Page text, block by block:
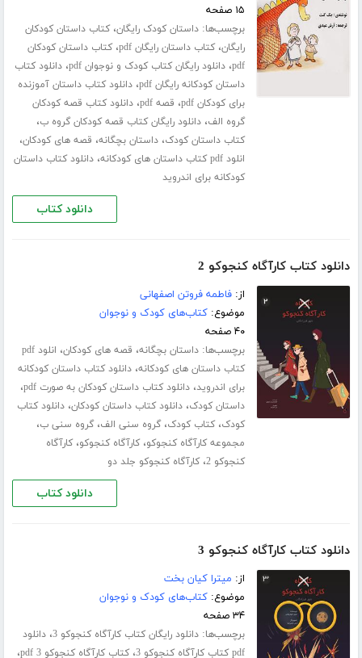
۱۵ صفحه
برچسب‌ها:داستان کودک رایگان،کتاب داستان کودکان
رایگان،کتاب داستان رایگان pdf ،کتاب داستان کودکان
pdf،دانلود رایگان کتاب کودک و نوجوان pdf ،دانلود کتاب
داستان کودکانه رایگان pdf
،دانلود کتاب داستان آموزنده
برای کودکان pdf
، قصه pdf ،دانلود کتاب قصه کودکان
گروه الف،دانلود رایگان کتاب قصه کودکان گروه ب،
کتاب داستان کودک،داستان بچگانه، قصه های کودکان،
انلود pdf کتاب داستان های کودکانه ،دانلود کتاب داستان
کودکانه برای اندروید
دانلود کتاب
دانلود کتاب کارآگاه کنجوکو 2
از:فاطمه فروتن اصفهانی
موضوع:کتاب‌های کودک و نوجوان
۴۰ صفحه
برچسب‌ها:داستان بچگانه، قصه های کودکان،
انلود pdf
کتاب داستان های کودکانه،دانلود کتاب داستان کودکانه
برای اندروید،دانلود کتاب داستان کودکان به صورت pdf ،
داستان کودک،دانلود کتاب داستان کودکان،دانلود کتاب
کودک،کتاب کودک،گروه سنی الف،گروه سنی ب،
مجموعه کارآگاه کنجوکو،کارآگاه کنجوکو،کارآگاه
کنجوکو 2 ،کارآگاه کنجوکو جلد دو
دانلود کتاب
دانلود کتاب کارآگاه کنجوکو 3
از: میترا کیان بخت
موضوع:کتاب‌های کودک و نوجوان
۳۴ صفحه
برچسب‌ها:دانلود رایگان کتاب کارآگاه کنجوکو 3 ،دانلود
pdf کتاب کارآگاه کنجوکو 3
،کتاب کارآگاه کنجوکو 3 pdf ،